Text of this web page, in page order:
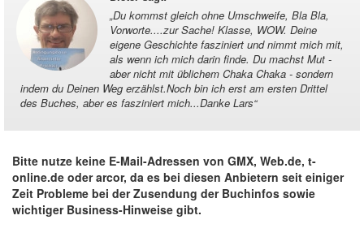
„Du kommst gleich ohne Umschweife, Bla Bla,
Vorworte....zur Sache! Klasse, WOW. Deine
eigene Geschichte fasziniert und nimmt mich mit,
als wenn ich mich darin finde. Du machst Mut -
aber nicht mit üblichem Chaka Chaka - sondern
indem du Deinen Weg erzählst.Noch bin ich erst am ersten Drittel
des Buches, aber es fasziniert mich...Danke Lars“
Bitte nutze keine E-Mail-Adressen von GMX, Web.de, t-
online.de oder arcor, da es bei diesen Anbietern seit einiger
Zeit Probleme bei der Zusendung der Buchinfos sowie
wichtiger Business-Hinweise gibt.